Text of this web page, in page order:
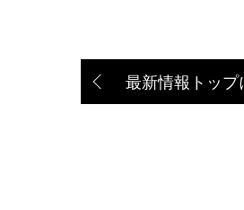
最新情報トップ